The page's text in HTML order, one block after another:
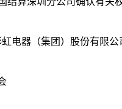
电器（集团）股份有限公
会